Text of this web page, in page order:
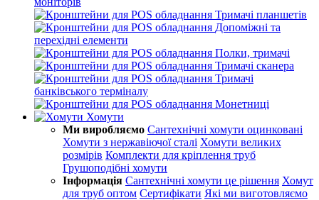
Тримачі планшетів
Допоміжні та
перехідні елементи
Полки, тримачі
Тримачі сканера
Тримачі
банківського терміналу
Монетниці
Хомути
Ми виробляємо Сантехнічні хомути оцинковані
Хомути з нержавіючої сталі Хомути великих
розмірів Комплекти для кріплення труб
Грушоподібні хомути
Інформація Сантехнічні хомути це рішення Хомут
для труб оптом Сертифікати Які ми виготовляємо